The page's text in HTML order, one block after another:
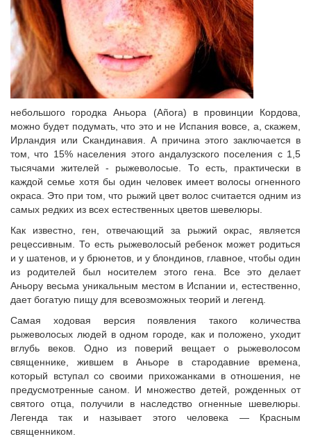
небольшого городка Аньора (Añora) в провинции Кордова,
можно будет подумать, что это и не Испания вовсе, а, скажем,
Ирландия или Скандинавия. А причина этого заключается в
том, что 15% населения этого андалузского поселения с 1,5
тысячами жителей - рыжеволосые. То есть, практически в
каждой семье хотя бы один человек имеет волосы огненного
окраса. Это при том, что рыжий цвет волос считается одним из
самых редких из всех естественных цветов шевелюры.
Как известно, ген, отвечающий за рыжий окрас, является
рецессивным. То есть рыжеволосый ребенок может родиться
и у шатенов, и у брюнетов, и у блондинов, главное, чтобы один
из родителей был носителем этого гена. Все это делает
Аньору весьма уникальным местом в Испании и, естественно,
дает богатую пищу для всевозможных теорий и легенд.
Самая ходовая версия появления такого количества
рыжеволосых людей в одном городе, как и положено, уходит
вглубь веков. Одно из поверий вещает о рыжеволосом
священнике, жившем в Аньоре в стародавние времена,
который вступал со своими прихожанками в отношения, не
предусмотренные саном. И множество детей, рожденных от
святого отца, получили в наследство огненные шевелюры.
Легенда так и называет этого человека — Красным
священником.